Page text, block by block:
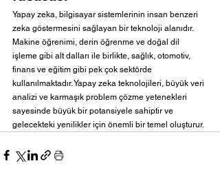
Yapay zeka, bilgisayar sistemlerinin insan benzeri
zeka göstermesini sağlayan bir teknoloji alanıdır.
Makine öğrenimi, derin öğrenme ve doğal dil
işleme gibi alt dalları ile birlikte, sağlık, otomotiv,
finans ve eğitim gibi pek çok sektörde
kullanılmaktadır. Yapay zeka teknolojileri, büyük veri
analizi ve karmaşık problem çözme yetenekleri
sayesinde büyük bir potansiyele sahiptir ve
gelecekteki yenilikler için önemli bir temel oluşturur.